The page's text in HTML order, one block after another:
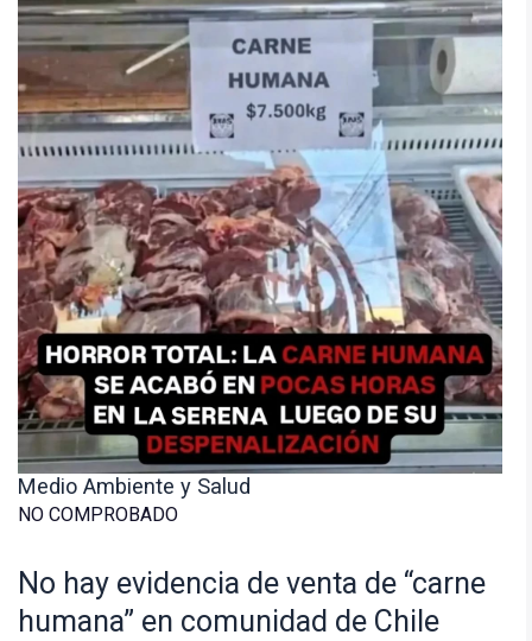
Medio Ambiente y Salud
NO COMPROBADO
No hay evidencia de venta de “carne
humana” en comunidad de Chile